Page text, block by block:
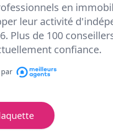
en
leur activité
Plus de 100
confiance.
par